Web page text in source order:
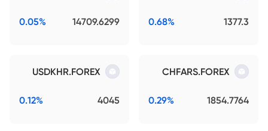
1377.3
0.68%
14709.6299
0.05%
CHFARS.FOREX
1854.7764
0.29%
USDKHR.FOREX
4045
0.12%